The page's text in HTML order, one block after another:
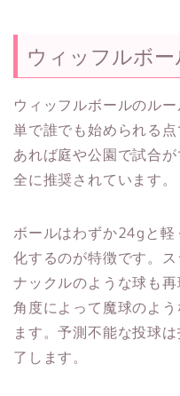
ウィッフルボ
ウィッフルボールのル
単で誰でも始められる
あれば庭や公園で試合
全に推奨されています。
ボールはわずか24gと
化するのが特徴です。ス
ナックルのような球も
角度によって魔球のよ
ます。予測不能な投球
了します。